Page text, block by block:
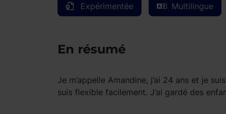
Expérimentée Multilingue
En résumé
Je m’appelle Amandine, j’ai 24 ans et je
suis flexible facilement. J’ai gardé des